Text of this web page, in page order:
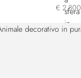
€ 2.800